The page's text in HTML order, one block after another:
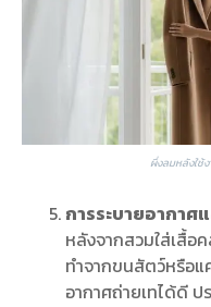
ผึ่งลมหลังใช้
การระบายอากาศ
หลังจากสวมใส่เสื้อ
ทำจากขนสัตว์หรือแ
อากาศถ่ายเทได้ดี